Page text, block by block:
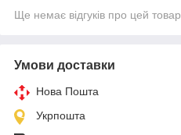
Ще немає відгуків про цей товар
Умови доставки
Нова Пошта
Укрпошта